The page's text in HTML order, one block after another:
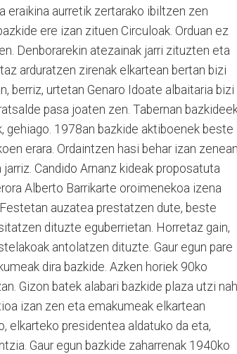
eraikina aurretik zertarako ibiltzen zen
ere izan zituen Circuloak. Orduan ez
Denborarekin atezainak jarri zituzten eta
arduratzen zirenak elkartean bertan bizi
berriz, urtetan Genaro Idoate albaitaria bizi
pasa joaten zen. Tabernan
1978an bazkide aktiboenek beste
erara. Ordaintzen hasi behar izan zenean
Candido Arnanz kideak proposatuta
Alberto Barrikarte oroimenekoa izena
auzatea prestatzen dute, beste
dituzte eguberrietan. Horretaz gain,
antolatzen dituzte. Gaur egun pare
dira bazkide. Azken horiek 90ko
Gizon batek alabari bazkide plaza utzi
izan zen eta emakumeak elkartean
elkarteko presidentea aldatuko da eta,
Gaur egun bazkide zaharrenak 1940ko